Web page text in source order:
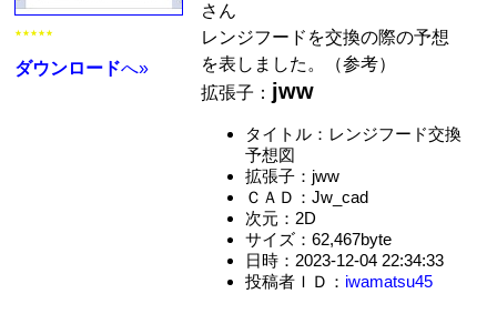
★★★★★
ダウンロードへ»
さん
レンジフードを交換の際の予想
を表しました。（参考）
拡張子： jww
タイトル：レンジフード交換
予想図
拡張子：jww
ＣＡＤ：Jw_cad
次元：2D
サイズ：62,467byte
日時：2023-12-04 22:34:33
投稿者ＩＤ： iwamatsu45